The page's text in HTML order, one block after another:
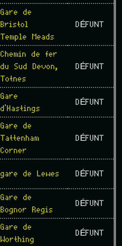
Gare de
Bristol
Temple Meads
DÉFUNT
Chemin de fer
du Sud Devon,
Totnes
DÉFUNT
Gare
d'Hastings
DÉFUNT
Gare de
Tattenham
Corner
DÉFUNT
gare de Lewes DÉFUNT
Gare de
Bognor Regis
DÉFUNT
Gare de
Worthing
DÉFUNT